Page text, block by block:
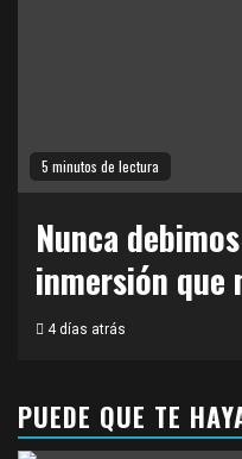
5 minutos de lectura
Nunca
inmersión que
4 días atrás
PUEDE QUE TE